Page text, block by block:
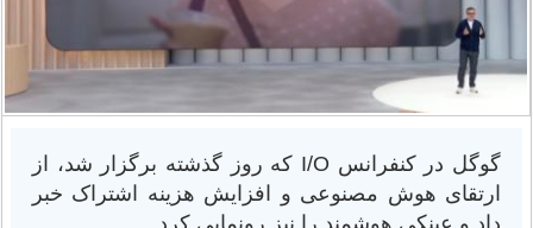
گوگل در کنفرانس I/O که روز گذشته برگزار شد، از
ارتقای هوش مصنوعی و افزایش هزینه اشتراک خبر
داد و عینکی هوشمند را نیز رونمایی کرد.